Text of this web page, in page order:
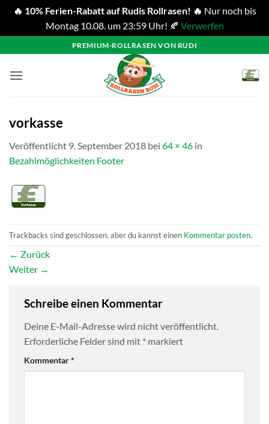
🔥 10% Ferien-Rabatt auf Rudis Rollrasen! 🔥 Nur noch bis
Montag 10.08. um 23:59 Uhr! 🍂 Verwerfen
Inhalt
springen
PREMIUM-ROLLRASEN VON RUDI
vorkasse
Veröffentlicht 9. September 2018 bei 64 × 46 in
Bezahlmöglichkeiten Footer
Trackbacks sind geschlossen, aber du kannst einen Kommentar posten.
← Zurück
Weiter →
Schreibe einen Kommentar
Deine E-Mail-Adresse wird nicht veröffentlicht.
Erforderliche Felder sind mit * markiert
Kommentar*